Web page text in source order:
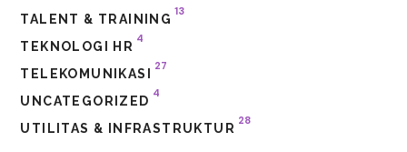
TALENT & TRAINING
13
TEKNOLOGI HR
4
TELEKOMUNIKASI
27
UNCATEGORIZED
4
UTILITAS & INFRASTRUKTUR
28